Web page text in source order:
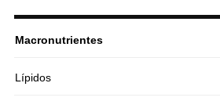
Macronutrientes
Lípidos